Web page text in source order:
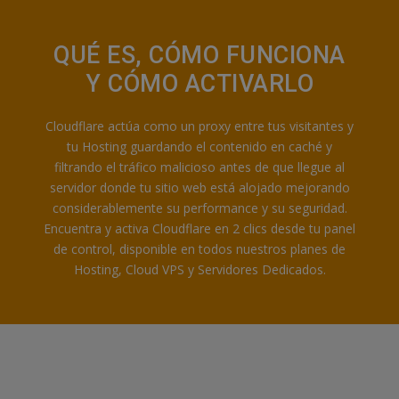
QUÉ ES, CÓMO FUNCIONA
Y CÓMO ACTIVARLO
Cloudflare actúa como un proxy entre tus visitantes y
tu Hosting guardando el contenido en caché y
filtrando el tráfico malicioso antes de que llegue al
servidor donde tu sitio web está alojado mejorando
considerablemente su performance y su seguridad.
Encuentra y activa Cloudflare en 2 clics desde tu panel
de control, disponible en todos nuestros planes de
Hosting, Cloud VPS y Servidores Dedicados.